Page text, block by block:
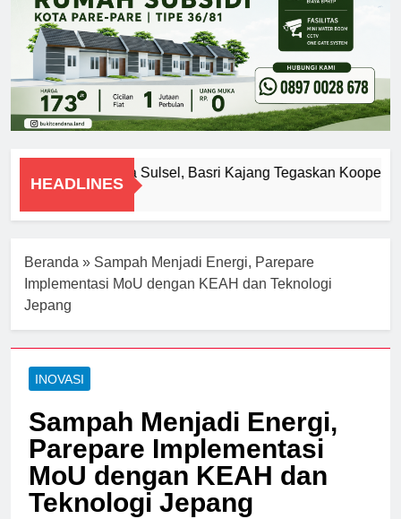
HEADLINES
Diperiksa Polda Sulsel, Basri Kajang Tegaskan
Beranda » Sampah Menjadi Energi, Parepare
Implementasi MoU dengan KEAH dan Teknologi
Jepang
INOVASI
Sampah Menjadi Energi,
Parepare Implementasi
MoU dengan KEAH dan
Teknologi Jepang